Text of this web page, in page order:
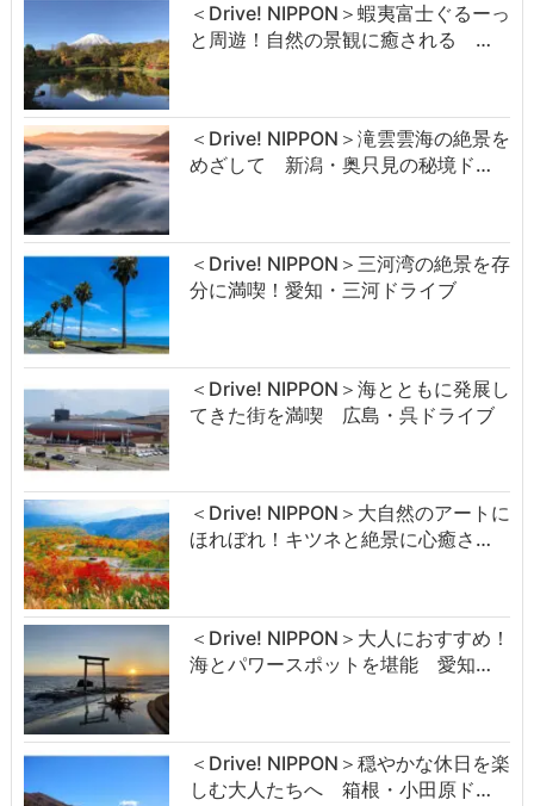
＜Drive! NIPPON＞蝦夷富士ぐるーっ
と周遊！自然の景観に癒される …
＜Drive! NIPPON＞滝雲雲海の絶景を
めざして 新潟・奥只見の秘境ド…
＜Drive! NIPPON＞三河湾の絶景を存
分に満喫！愛知・三河ドライブ
＜Drive! NIPPON＞海とともに発展し
てきた街を満喫 広島・呉ドライブ
＜Drive! NIPPON＞大自然のアートに
ほれぼれ！キツネと絶景に心癒さ…
＜Drive! NIPPON＞大人におすすめ！
海とパワースポットを堪能 愛知…
＜Drive! NIPPON＞穏やかな休日を楽
しむ大人たちへ 箱根・小田原ド…